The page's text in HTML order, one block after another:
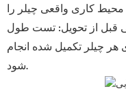
کاری واقعی چیلر را
قبل از تحویل: تست طول
چیلر تکمیل شده انجام
شود.